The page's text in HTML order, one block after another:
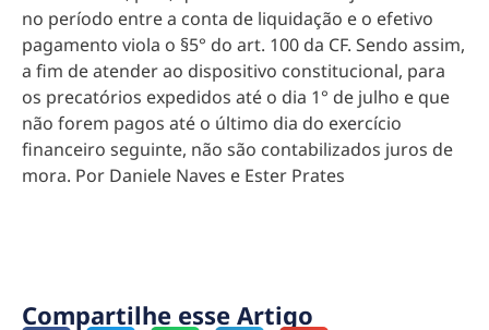
no período entre a conta de liquidação e o efetivo
pagamento viola o §5° do art. 100 da CF. Sendo assim,
a fim de atender ao dispositivo constitucional, para
os precatórios expedidos até o dia 1° de julho e que
não forem pagos até o último dia do exercício
financeiro seguinte, não são contabilizados juros de
mora. Por Daniele Naves e Ester Prates
Compartilhe esse Artigo